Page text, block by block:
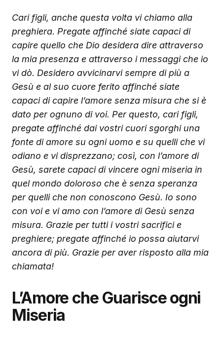
Cari figli, anche questa volta vi chiamo alla
preghiera. Pregate affinché siate capaci di
capire quello che Dio desidera dire attraverso
la mia presenza e attraverso i messaggi che io
vi dò. Desidero avvicinarvi sempre di più a
Gesù e al suo cuore ferito affinché siate
capaci di capire l’amore senza misura che si è
dato per ognuno di voi. Per questo, cari figli,
pregate affinché dai vostri cuori sgorghi una
fonte di amore su ogni uomo e su quelli che vi
odiano e vi disprezzano; così, con l’amore di
Gesù, sarete capaci di vincere ogni miseria in
quel mondo doloroso che è senza speranza
per quelli che non conoscono Gesù. Io sono
con voi e vi amo con l’amore di Gesù senza
misura. Grazie per tutti i vostri sacrifici e
preghiere; pregate affinché io possa aiutarvi
ancora di più. Grazie per aver risposto alla mia
chiamata!
L’Amore che Guarisce ogni
Miseria